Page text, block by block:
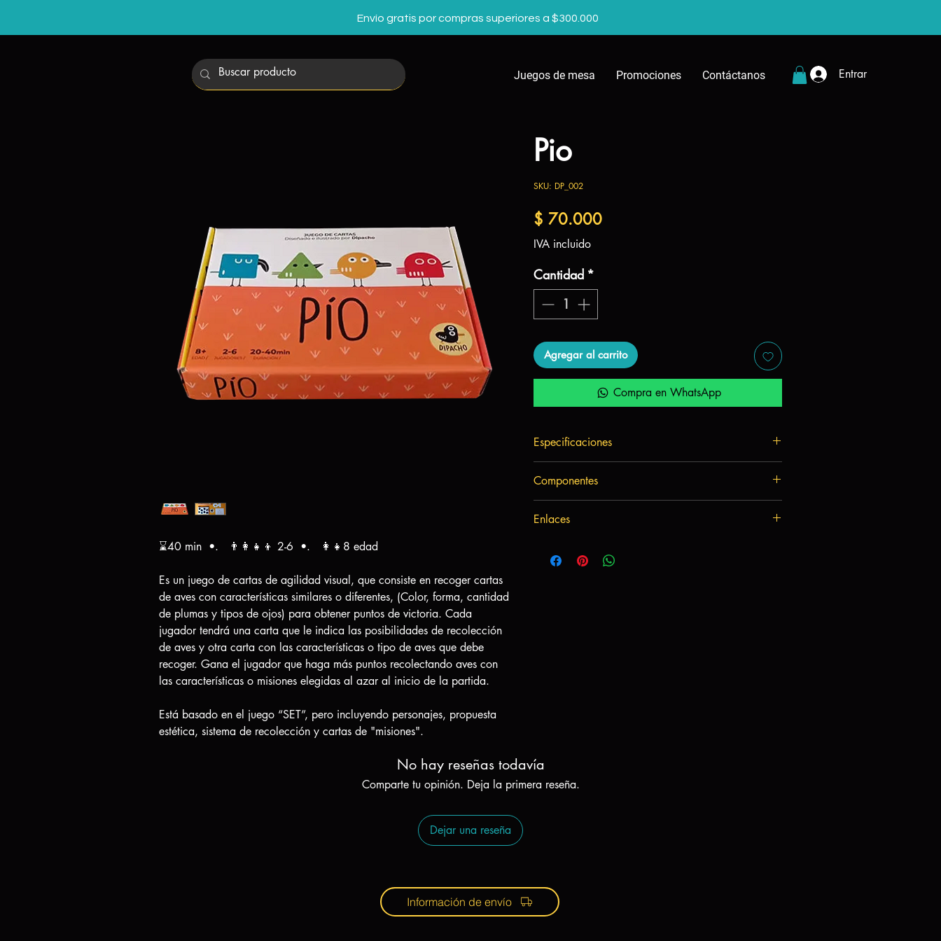
Envío gratis por compras superiores a $300.000
Juegos de mesa Promociones Contáctanos Entrar
⌛40 min •. 👨‍👩‍👧‍👦 2-6 •. 👩‍👧8 edad
Es un juego de cartas de agilidad visual, que consiste en recoger cartas
de aves con características similares o diferentes, (Color, forma, cantidad
de plumas y tipos de ojos) para obtener puntos de victoria. Cada
jugador tendrá una carta que le indica las posibilidades de recolección
de aves y otra carta con las características o tipo de aves que debe
recoger. Gana el jugador que haga más puntos recolectando aves con
las características o misiones elegidas al azar al inicio de la partida.
Está basado en el juego “SET”, pero incluyendo personajes, propuesta
estética, sistema de recolección y cartas de "misiones".
Pio
SKU: DP_002
$ 70.000Precio
IVA incluido
Cantidad *
Agregar al carrito
Compra en WhatsApp
Especificaciones
Arte:Dipacho
Mecánicas:Recolección de cartas y reconocimiento de
Componentes
1 plegable impreso de regals de juego
8 cartas de misiones
6 cartas de recolección
Enlaces
No hay reseñas todavía
Comparte tu opinión. Deja la primera reseña.
Dejar una reseña
Información de envío